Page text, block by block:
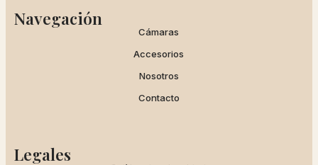
Navegación
Cámaras
Accesorios
Nosotros
Contacto
Legales